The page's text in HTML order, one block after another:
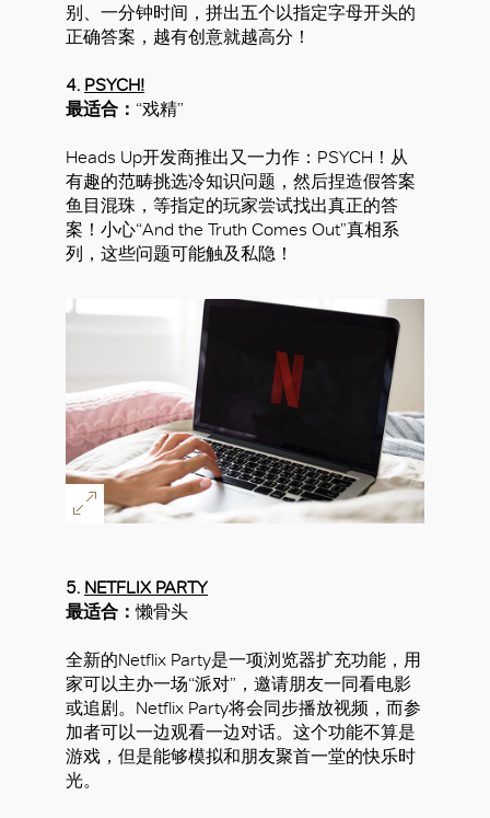
别、一分钟时间，拼出五个以指定字母开头的
正确答案，越有创意就越高分！
4. PSYCH!
最适合： “戏精”
Heads Up开发商推出又一力作：PSYCH！从
有趣的范畴挑选冷知识问题，然后捏造假答案
鱼目混珠，等指定的玩家尝试找出真正的答
案！小心“And the Truth Comes Out”真相系
列，这些问题可能触及私隐！
5. NETFLIX PARTY
最适合：懒骨头
全新的Netflix Party是一项浏览器扩充功能，用
家可以主办一场“派对”，邀请朋友一同看电影
或追剧。Netflix Party将会同步播放视频，而参
加者可以一边观看一边对话。这个功能不算是
游戏，但是能够模拟和朋友聚首一堂的快乐时
光。